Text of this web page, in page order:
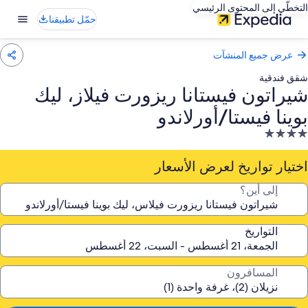
التخطّي إلى المحتوى الرئيسي
حمّل تطبيقنا
عرض جميع المنشآت
شقق فندقية
شيراتون فيستانا ريزورت فيلاز، ليك
بوينا فيستا/أورلاندو
منشأة
فندقية
مصنفة
4.0
اختيار تواريخ لعرض الأسعار
إلى أين؟
التواريخ
المسافرون